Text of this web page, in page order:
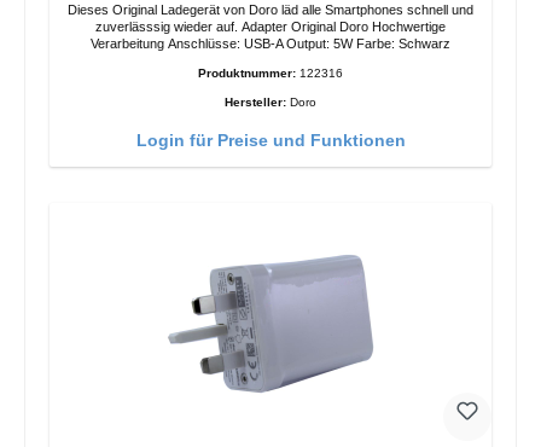
Dieses Original Ladegerät von Doro läd alle Smartphones schnell und
zuverlässsig wieder auf. Adapter Original Doro Hochwertige
Verarbeitung Anschlüsse: USB-A Output: 5W Farbe: Schwarz
Produktnummer: 122316
Hersteller: Doro
Login für Preise und Funktionen